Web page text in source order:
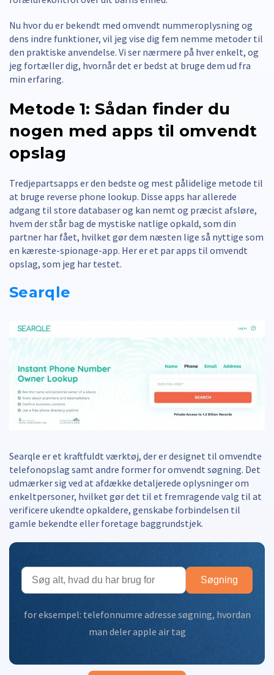
Nu hvor du er bekendt med omvendt nummeroplysning og
dens indre funktioner, vil jeg vise dig fem nemme metoder til
den praktiske anvendelse. Vi ser nærmere på hver enkelt, og
jeg fortæller dig, hvornår det er bedst at bruge dem ud fra
min erfaring.
Metode 1: Sådan finder du
nogen med apps til omvendt
opslag
Tredjepartsapps er den bedste og mest pålidelige metode til
at bruge reverse phone lookup. Disse apps har allerede
adgang til store databaser og kan nemt og præcist afsløre,
hvem der står bag de mystiske natlige opkald, som din
partner har fået, hvilket gør dem næsten lige så nyttige som
en kæreste-spionage-app. Her er et par apps til omvendt
opslag, som jeg har testet.
Searqle
Searqle er et kraftfuldt værktøj, der er designet til omvendte
telefonopslag samt andre former for omvendt søgning. Det
udmærker sig ved at afdække detaljerede oplysninger om
enkeltpersoner, hvilket gør det til et fremragende valg til at
verificere ukendte opkaldere, genskabe forbindelsen til
gamle bekendte eller foretage baggrundstjek.
Søgning
for eksempel: telefonnumre adresse søgning, hvordan
man deler apple air tag